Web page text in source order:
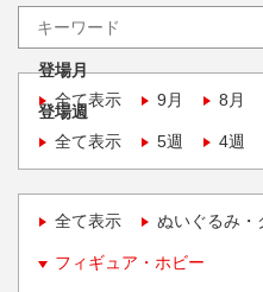
登場月
全て表示
9月 8月
登場週
全て表示
5週 4週
全て表示 ぬいぐるみ・
フィギュア・ホビー